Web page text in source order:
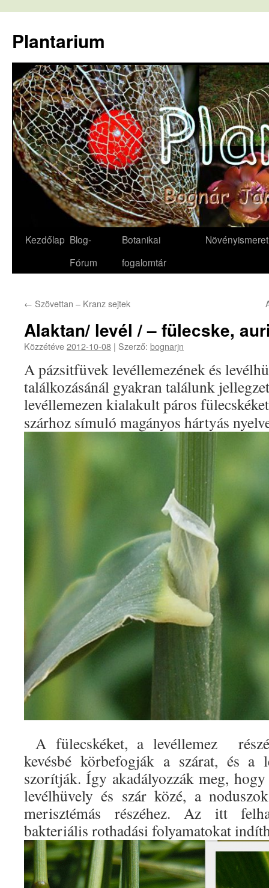
tartalomba
Plantarium
Kezdőlap Blog-
Fórum
Botanikai
fogalomtár
Növényismeret
← Szövettan – Kranz sejtek
Alaktan/ levél / – fülecske,
Közzétéve2012-10-08 | Szerző: bognarjn
A pázsitfüvek levéllemezének és
találkozásánál gyakran találunk
levéllemezen kialakult páros fülecskéket
szárhoz símuló magányos hártyás
A fülecskéket, a levéllemez
kevésbé körbefogják a szárat, és a
szorítják. Így akadályozzák meg, hogy
levélhüvely és szár közé, a
merisztémás részéhez. Az itt
bakteriális rothadási folyamatokat